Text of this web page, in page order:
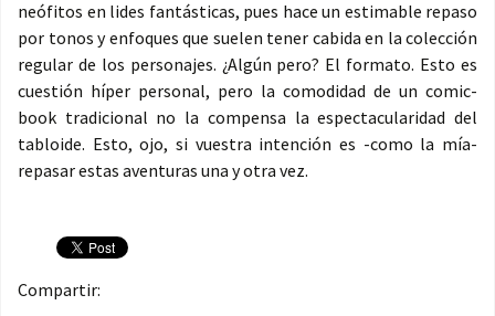
neófitos en lides fantásticas, pues hace un estimable repaso
por tonos y enfoques que suelen tener cabida en la colección
regular de los personajes. ¿Algún pero? El formato. Esto es
cuestión híper personal, pero la comodidad de un comic-
book tradicional no la compensa la espectacularidad del
tabloide. Esto, ojo, si vuestra intención es -como la mía-
repasar estas aventuras una y otra vez.
Compartir: